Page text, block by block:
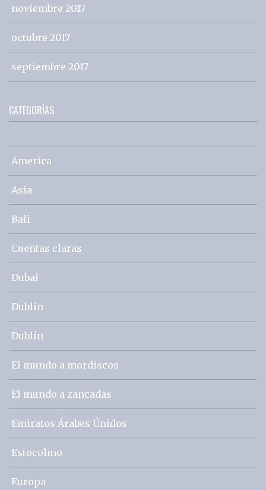
noviembre 2017
octubre 2017
septiembre 2017
CATEGORÍAS
America
Asia
Bali
Cuentas claras
Dubai
Dublín
Dublín
El mundo a mordiscos
El mundo a zancadas
Emiratos Árabes Únidos
Estocolmo
Europa